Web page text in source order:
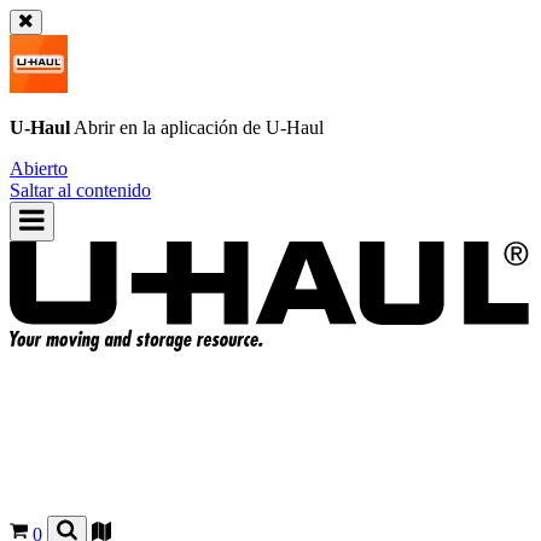
U-Haul Abrir en la aplicación de U-Haul
Abierto
Saltar al contenido
0